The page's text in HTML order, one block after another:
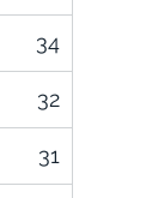
34
32
31